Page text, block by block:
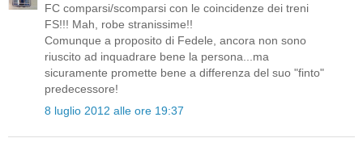
FC comparsi/scomparsi con le coincidenze dei treni
FS!!! Mah, robe stranissime!!
Comunque a proposito di Fedele, ancora non sono
riuscito ad inquadrare bene la persona...ma
sicuramente promette bene a differenza del suo "finto"
predecessore!
8 luglio 2012 alle ore 19:37